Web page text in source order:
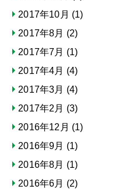
2017年10月 (1)
2017年8月 (2)
2017年7月 (1)
2017年4月 (4)
2017年3月 (4)
2017年2月 (3)
2016年12月 (1)
2016年9月 (1)
2016年8月 (1)
2016年6月 (2)